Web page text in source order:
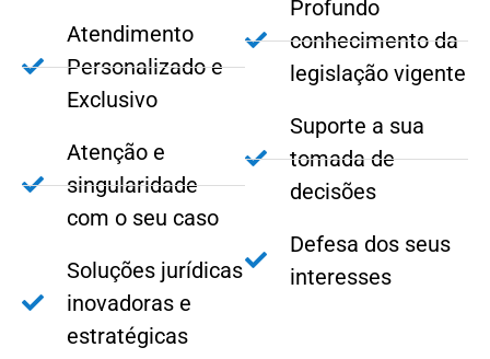
Atendimento
Personalizado e
Exclusivo
Atenção e
singularidade
com o seu caso
Soluções jurídicas
inovadoras e
estratégicas
Profundo
conhecimento da
legislação vigente
Suporte a sua
tomada de
decisões
Defesa dos seus
interesses